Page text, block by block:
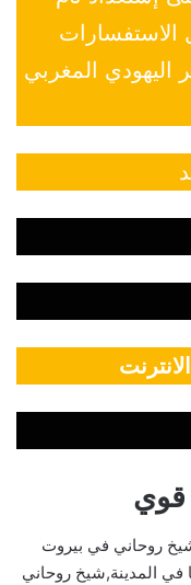
الاستفسارات
اليهودي المغربي
قوي
روحاني في بيروت
في المدينة,شيخ روحاني